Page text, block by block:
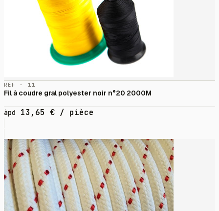
RÉF · 11
Fil à coudre gral polyester noir n°20 2000M
àpd 13,65 € / pièce